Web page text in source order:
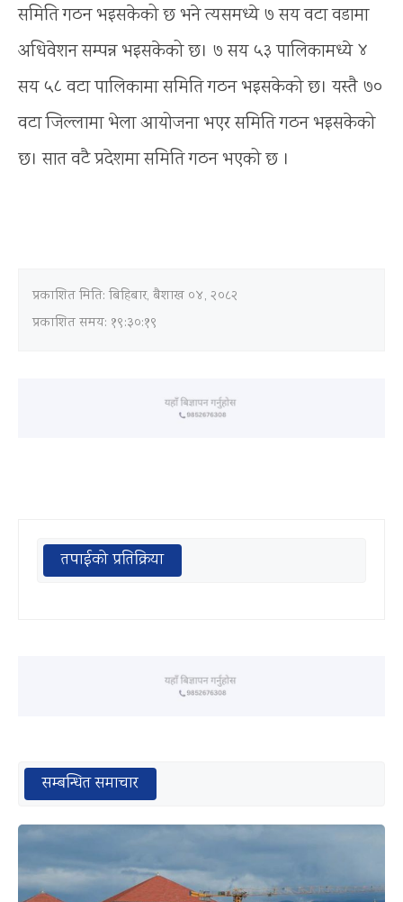
समिति गठन भइसकेको छ भने त्यसमध्ये ७ सय वटा वडामा
अधिवेशन सम्पन्न भइसकेको छ। ७ सय ५३ पालिकामध्ये ४
सय ५८ वटा पालिकामा समिति गठन भइसकेको छ। यस्तै ७०
वटा जिल्लामा भेला आयोजना भएर समिति गठन भइसकेको
छ। सात वटै प्रदेशमा समिति गठन भएको छ ।
प्रकाशित मिति: बिहिबार, बैशाख ०४, २०८२
प्रकाशित समय: १९:३०:१९
तपाईको प्रतिक्रिया
सम्बन्धित समाचार